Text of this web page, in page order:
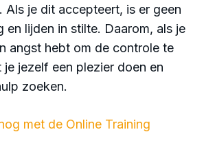
Als je dit accepteert, is er geen
en lijden in stilte. Daarom, als je
angst hebt om de controle te
je jezelf een plezier doen en
zoeken.
met de Online Training